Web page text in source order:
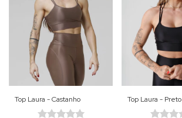
Top Laura - Castanho Top Laura - Preto